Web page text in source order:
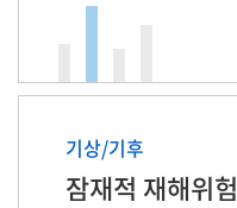
기상/기후
잠재적 재해위